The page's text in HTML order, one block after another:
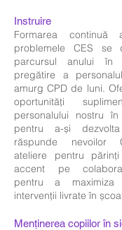
Instruire
Formarea continuă
problemele CES se
parcursul anului în
pregătire a
amurg CPD de luni.
oportunități
personalului nostru
pentru a-și
răspunde nevoilor
ateliere pentru
accent pe
pentru a maximiza
intervenții livrate în
Menținerea copiilor în